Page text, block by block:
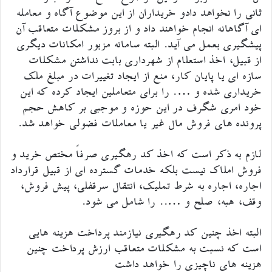
ثانی را نخواهد دادو خریداران از این موضوع آگاه و معامله
ای آگاهانه انجام خواهند داد و از بروز مشکلات متعاقب آن
پیشگیری بعمل می آید. البته سامانه مزبور امکانات دیگری
از قبیل، اخذ استعلام از شهرداری بابت نداشتن مشکلات
سازه ای یا پایان کار، منع از ایجاد تغییرات در مبلغ ملک
خریداری شده و …. را برای متعاملین ایجاد کرده که این
خود امری شگرف در این حوزه و موجبی بر کاهش حجم
پرونده های فروش مال غیر یا معاملات فضولی خواهد شد.
لازم به ذکر است که اخذ کد رهگیری صرفاً مختص خرید و
فروش املاک نیست بلکه خدمات گسترده ای از قبیل قرارداد
اجاره، اجاره به شرط تملیک، انتقال سرقفلی، پیش فروش،
وقف، هبه، صلح و ….. را شامل می شود.
البته اخذ چنین کد رهگیری نیازمند پرداخت هزینه هایی
است که نسبت به مشکلات متعاقب ارزش پرداخت چنین
هزینه های ناچیزی را خواهد داشت